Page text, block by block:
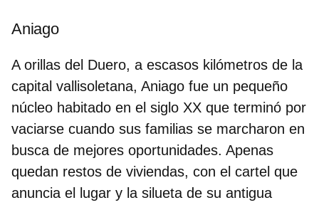
Aniago
A orillas del Duero, a escasos kilómetros de la
capital vallisoletana, Aniago fue un pequeño
núcleo habitado en el siglo XX que terminó por
vaciarse cuando sus familias se marcharon en
busca de mejores oportunidades. Apenas
quedan restos de viviendas, con el cartel que
anuncia el lugar y la silueta de su antigua